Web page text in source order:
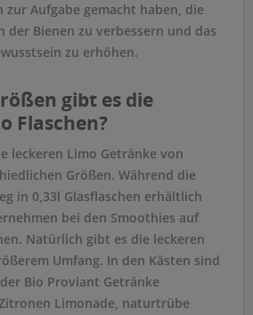
zur Aufgabe gemacht haben, die
der Bienen zu verbessern und das
zu erhöhen.
gibt es die
Flaschen?
leckeren Limo Getränke von
Größen. Während die
in 0,33l Glasflaschen erhältlich
bei den Smoothies auf
Natürlich gibt es die leckeren
Umfang. In den Kästen sind
Bio Proviant Getränke
Limonade, naturtrübe